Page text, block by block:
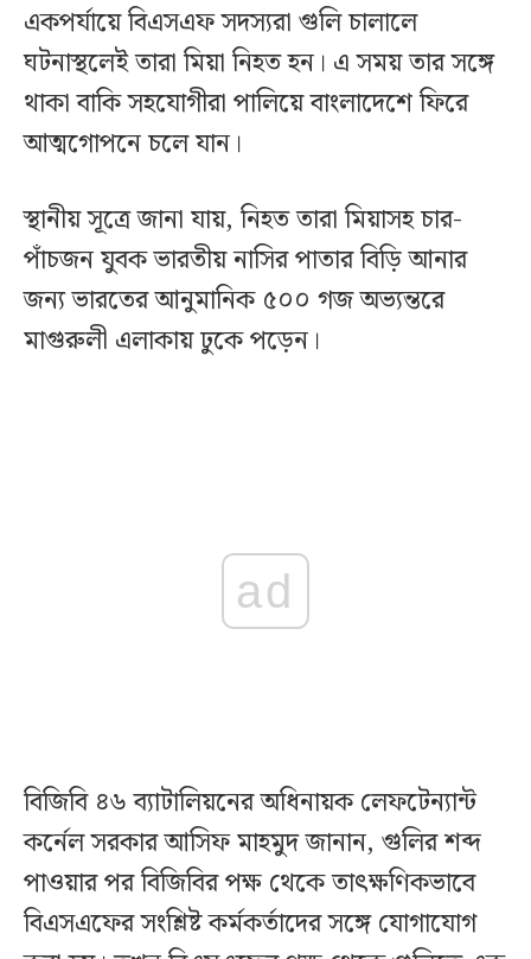
একপর্যায়ে বিএসএফ সদস্যরা গুলি চালালে
ঘটনাস্থলেই তারা মিয়া নিহত হন। এ সময় তার সঙ্গে
থাকা বাকি সহযোগীরা পালিয়ে বাংলাদেশে ফিরে
আত্মগোপনে চলে যান।
স্থানীয় সূত্রে জানা যায়, নিহত তারা মিয়াসহ চার-
পাঁচজন যুবক ভারতীয় নাসির পাতার বিড়ি আনার
জন্য ভারতের আনুমানিক ৫০০ গজ অভ্যন্তরে
মাগুরুলী এলাকায় ঢুকে পড়েন।
ad
বিজিবি ৪৬ ব্যাটালিয়নের অধিনায়ক লেফটেন্যান্ট
কর্নেল সরকার আসিফ মাহমুদ জানান, গুলির শব্দ
পাওয়ার পর বিজিবির পক্ষ থেকে তাৎক্ষণিকভাবে
বিএসএফের সংশ্লিষ্ট কর্মকর্তাদের সঙ্গে যোগাযোগ